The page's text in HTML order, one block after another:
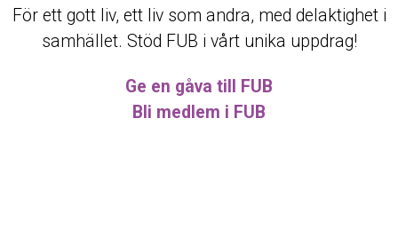
För ett gott liv, ett liv som andra, med delaktighet i
samhället. Stöd FUB i vårt unika uppdrag!
Ge en gåva till FUB
Bli medlem i FUB